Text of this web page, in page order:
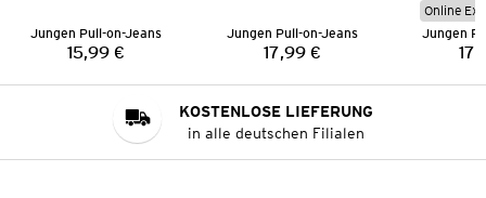
Jungen Pull-on-Jeans
Preis:
15,99 €
Jungen Pull-on-Jeans
Preis:
17,99 €
Online
Jungen
KOSTENLOSE LIEFERUNG
in alle deutschen Filialen